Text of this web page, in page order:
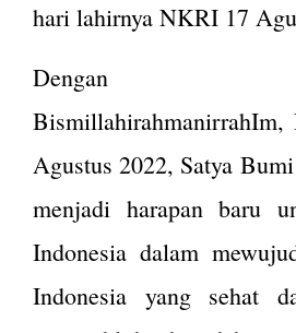
hari lahirnya NKRI 17
Dengan
Agustus 2022, Satya
menjadi harapan baru
Indonesia dalam
Indonesia yang sehat